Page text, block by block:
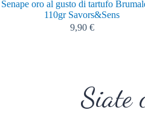
Senape oro al gusto di tartufo
110gr Savors&Sens
9,90 €
Siate